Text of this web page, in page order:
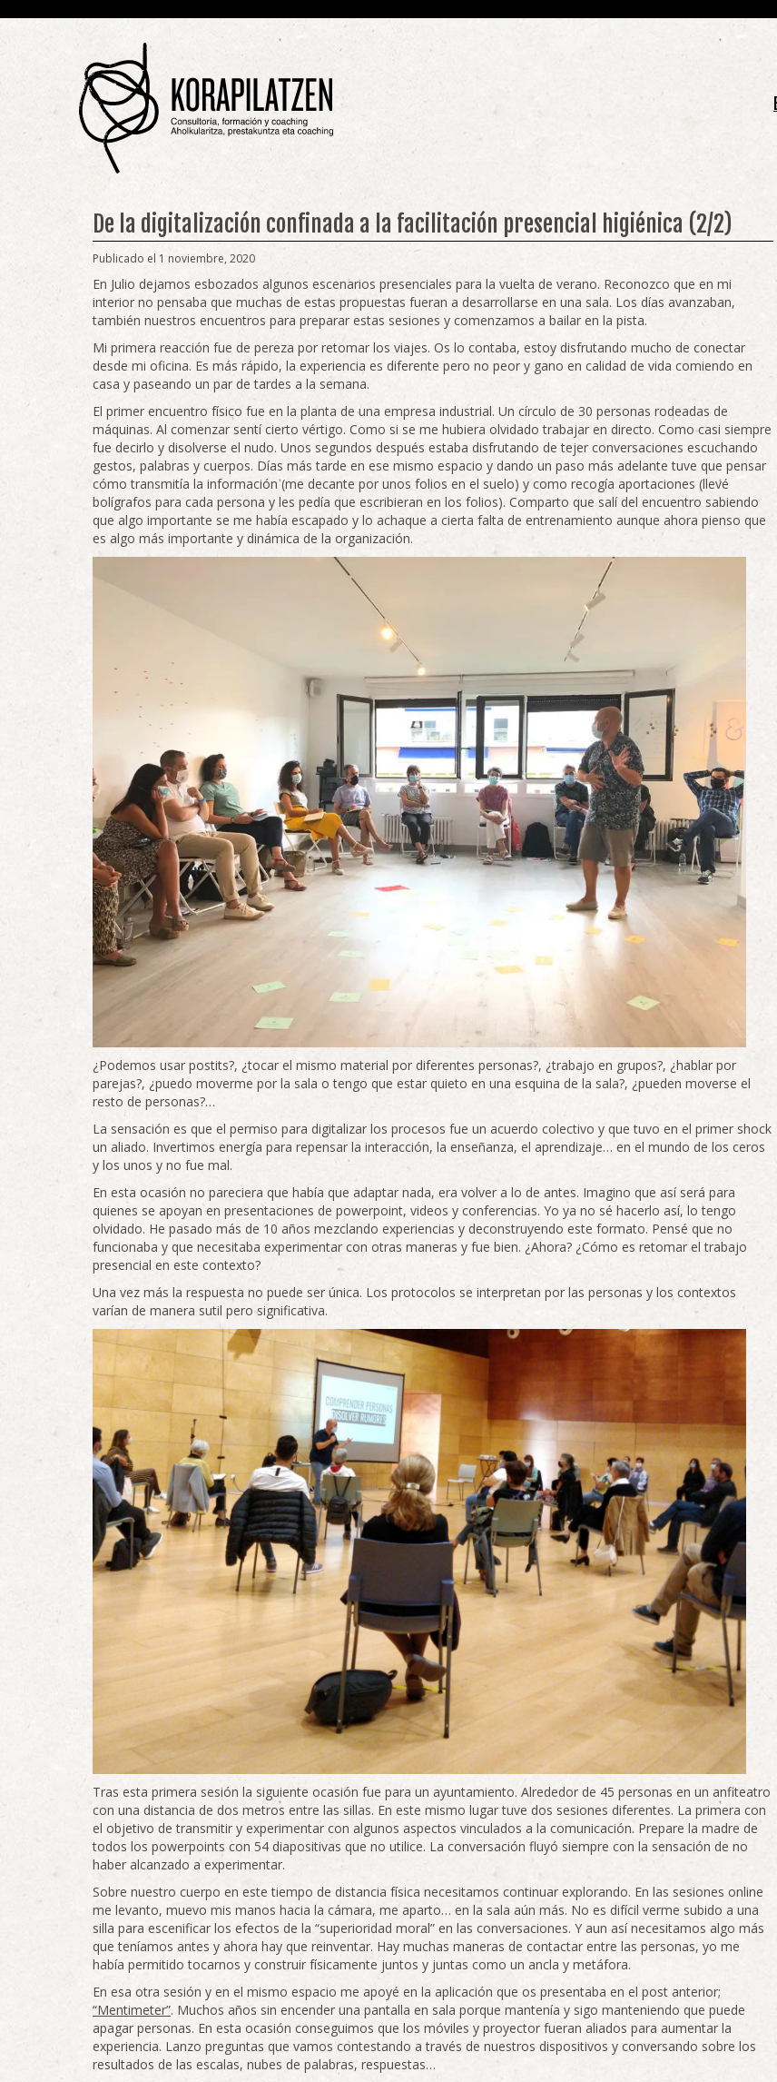
De la digitalización confinada a la facilitación presencial higiénica (2/2)
Publicado el 1 noviembre, 2020
En Julio dejamos esbozados algunos escenarios presenciales para la vuelta de verano. Reconozco que en mi
interior no pensaba que muchas de estas propuestas fueran a desarrollarse en una sala. Los días avanzaban,
también nuestros encuentros para preparar estas sesiones y comenzamos a bailar en la pista.
Mi primera reacción fue de pereza por retomar los viajes. Os lo contaba, estoy disfrutando mucho de conectar
desde mi oficina. Es más rápido, la experiencia es diferente pero no peor y gano en calidad de vida comiendo en
casa y paseando un par de tardes a la semana.
El primer encuentro físico fue en la planta de una empresa industrial. Un círculo de 30 personas rodeadas de
máquinas. Al comenzar sentí cierto vértigo. Como si se me hubiera olvidado trabajar en directo. Como casi siempre
fue decirlo y disolverse el nudo. Unos segundos después estaba disfrutando de tejer conversaciones escuchando
gestos, palabras y cuerpos. Días más tarde en ese mismo espacio y dando un paso más adelante tuve que pensar
cómo transmitía la información (me decante por unos folios en el suelo) y como recogía aportaciones (llevé
bolígrafos para cada persona y les pedía que escribieran en los folios). Comparto que salí del encuentro sabiendo
que algo importante se me había escapado y lo achaque a cierta falta de entrenamiento aunque ahora pienso que
es algo más importante y dinámica de la organización.
¿Podemos usar postits?, ¿tocar el mismo material por diferentes personas?, ¿trabajo en grupos?, ¿hablar por
parejas?, ¿puedo moverme por la sala o tengo que estar quieto en una esquina de la sala?, ¿pueden moverse el
resto de personas?…
La sensación es que el permiso para digitalizar los procesos fue un acuerdo colectivo y que tuvo en el primer shock
un aliado. Invertimos energía para repensar la interacción, la enseñanza, el aprendizaje… en el mundo de los ceros
y los unos y no fue mal.
En esta ocasión no pareciera que había que adaptar nada, era volver a lo de antes. Imagino que así será para
quienes se apoyan en presentaciones de powerpoint, videos y conferencias. Yo ya no sé hacerlo así, lo tengo
olvidado. He pasado más de 10 años mezclando experiencias y deconstruyendo este formato. Pensé que no
funcionaba y que necesitaba experimentar con otras maneras y fue bien. ¿Ahora? ¿Cómo es retomar el trabajo
presencial en este contexto?
Una vez más la respuesta no puede ser única. Los protocolos se interpretan por las personas y los contextos
varían de manera sutil pero significativa.
Tras esta primera sesión la siguiente ocasión fue para un ayuntamiento. Alrededor de 45 personas en un anfiteatro
con una distancia de dos metros entre las sillas. En este mismo lugar tuve dos sesiones diferentes. La primera con
el objetivo de transmitir y experimentar con algunos aspectos vinculados a la comunicación. Prepare la madre de
todos los powerpoints con 54 diapositivas que no utilice. La conversación fluyó siempre con la sensación de no
haber alcanzado a experimentar.
Sobre nuestro cuerpo en este tiempo de distancia física necesitamos continuar explorando. En las sesiones online
me levanto, muevo mis manos hacia la cámara, me aparto… en la sala aún más. No es difícil verme subido a una
silla para escenificar los efectos de la “superioridad moral” en las conversaciones. Y aun así necesitamos algo más
que teníamos antes y ahora hay que reinventar. Hay muchas maneras de contactar entre las personas, yo me
había permitido tocarnos y construir físicamente juntos y juntas como un ancla y metáfora.
En esa otra sesión y en el mismo espacio me apoyé en la aplicación que os presentaba en el post anterior;
“Mentimeter”. Muchos años sin encender una pantalla en sala porque mantenía y sigo manteniendo que puede
apagar personas. En esta ocasión conseguimos que los móviles y proyector fueran aliados para aumentar la
experiencia. Lanzo preguntas que vamos contestando a través de nuestros dispositivos y conversando sobre los
resultados de las escalas, nubes de palabras, respuestas…